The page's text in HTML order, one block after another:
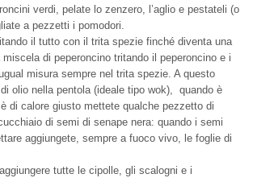
verdi, pelate lo zenzero, l’aglio e pestateli (o
a pezzetti i pomodori.
il tutto con il trita spezie finché diventa una
di peperoncino tritando il peperoncino e i
misura sempre nel trita spezie. A questo
olio nella pentola (ideale tipo wok), quando è
di calore giusto mettete qualche pezzetto di
di semi di senape nera: quando i semi
aggiungete, sempre a fuoco vivo, le foglie di
tutte le cipolle, gli scalogni e i